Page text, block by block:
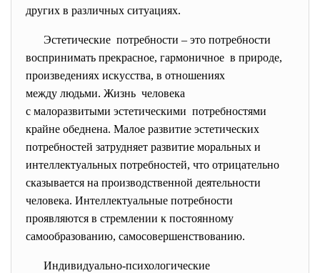
других в различных ситуациях.
Эстетические потребности – это потребности
воспринимать прекрасное, гармоничное в природе,
произведениях искусства, в отношениях
между людьми. Жизнь человека
с малоразвитыми эстетическими потребностями
крайне обеднена. Малое развитие эстетических
потребностей затрудняет развитие моральных и
интеллектуальных потребностей, что отрицательно
сказывается на производственной деятельности
человека. Интеллектуальные потребности
проявляются в стремлении к постоянному
самообразованию, самосовершенствованию.
Индивидуально-психологические